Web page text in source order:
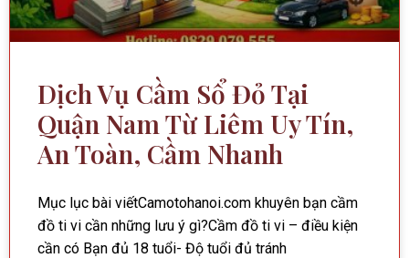
Dịch Vụ Cầm Sổ Đỏ Tại
Quận Nam Từ Liêm Uy Tín,
An Toàn, Cầm Nhanh
Mục lục bài viếtCamotohanoi.com khuyên bạn cầm
đồ ti vi cần những lưu ý gì?Cầm đồ ti vi – điều kiện
cần có Bạn đủ 18 tuổi- Độ tuổi đủ tránh